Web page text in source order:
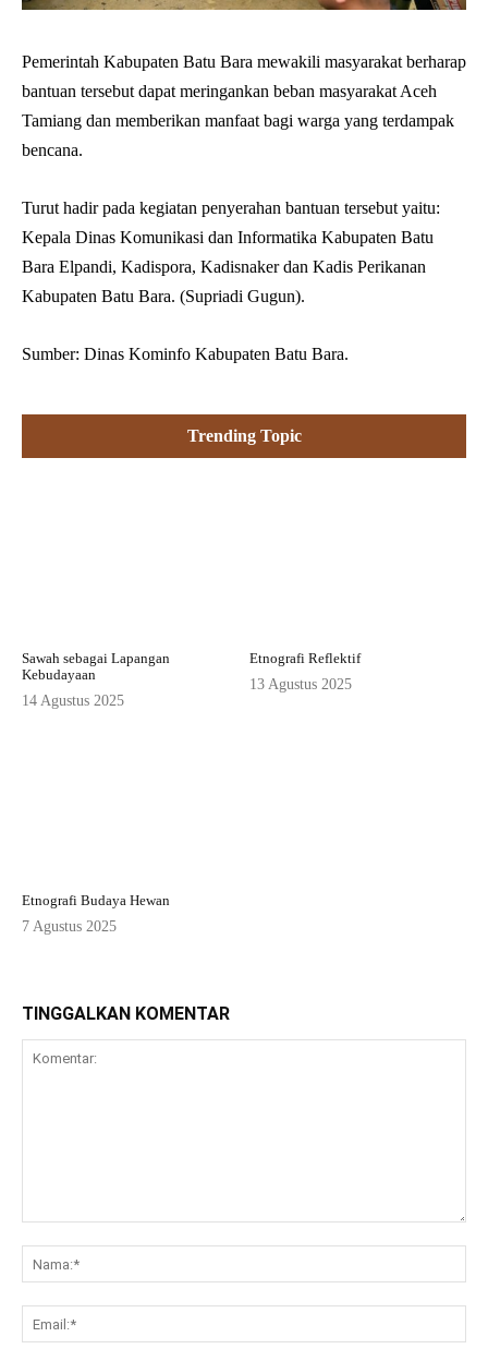
Pemerintah Kabupaten Batu Bara mewakili masyarakat berharap
bantuan tersebut dapat meringankan beban masyarakat Aceh
Tamiang dan memberikan manfaat bagi warga yang terdampak
bencana.
Turut hadir pada kegiatan penyerahan bantuan tersebut yaitu:
Kepala Dinas Komunikasi dan Informatika Kabupaten Batu
Bara Elpandi, Kadispora, Kadisnaker dan Kadis Perikanan
Kabupaten Batu Bara. (Supriadi Gugun).
Sumber: Dinas Kominfo Kabupaten Batu Bara.
Trending Topic
Sawah sebagai Lapangan
Kebudayaan
14 Agustus 2025
Etnografi Reflektif
13 Agustus 2025
Etnografi Budaya Hewan
7 Agustus 2025
TINGGALKAN KOMENTAR